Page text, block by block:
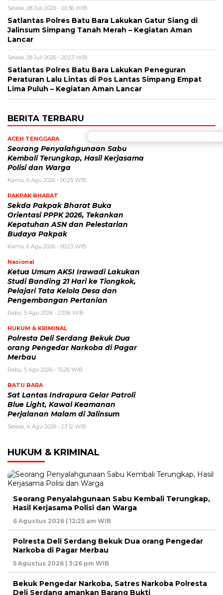
Selasa, 28 Juli 2026 - 20:36 WIB
Satlantas Polres Batu Bara Lakukan Gatur Siang di
Jalinsum Simpang Tanah Merah – Kegiatan Aman
Lancar
Selasa, 28 Juli 2026 - 20:23 WIB
Satlantas Polres Batu Bara Lakukan Peneguran
Peraturan Lalu Lintas di Pos Lantas Simpang Empat
Lima Puluh – Kegiatan Aman Lancar
BERITA TERBARU
ACEH TENGGARA
Seorang Penyalahgunaan Sabu
Kembali Terungkap, Hasil Kerjasama
Polisi dan Warga
Kamis, 6 Agu 2026 - 00:25 WIB
PAKPAK BHARAT
Sekda Pakpak Bharat Buka
Orientasi PPPK 2026, Tekankan
Kepatuhan ASN dan Pelestarian
Budaya Pakpak
Kamis, 6 Agu 2026 - 00:23 WIB
Nasional
Ketua Umum AKSI Irawadi Lakukan
Studi Banding 21 Hari ke Tiongkok,
Pelajari Tata Kelola Desa dan
Pengembangan Pertanian
Rabu, 5 Agu 2026 - 23:06 WIB
HUKUM & KRIMINAL
Polresta Deli Serdang Bekuk Dua
orang Pengedar Narkoba di Pagar
Merbau
Rabu, 5 Agu 2026 - 15:26 WIB
BATU BARA
Sat Lantas Indrapura Gelar Patroli
Blue Light, Kawal Keamanan
Perjalanan Malam di Jalinsum
Selasa, 4 Agu 2026 - 23:12 WIB
HUKUM & KRIMINAL
Seorang Penyalahgunaan Sabu Kembali Terungkap,
Hasil Kerjasama Polisi dan Warga
6 Agustus 2026 | 12:25 am WIB
Polresta Deli Serdang Bekuk Dua orang Pengedar
Narkoba di Pagar Merbau
5 Agustus 2026 | 3:26 pm WIB
Bekuk Pengedar Narkoba, Satres Narkoba Polresta
Deli Serdang amankan Barang Bukti